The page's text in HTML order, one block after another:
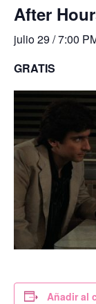
After
julio 29 / 7:00
GRATIS
Añadir al